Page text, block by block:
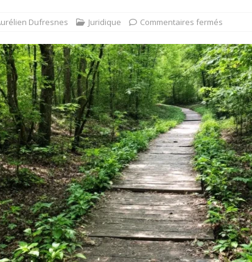
Dufresnes Juridique Commentaires fermés